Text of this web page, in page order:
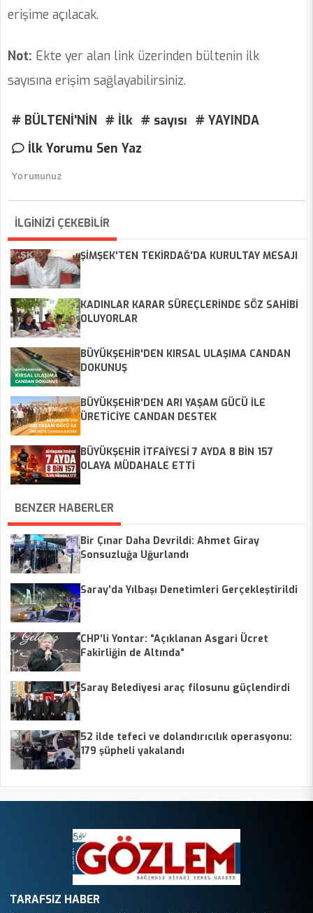
erişime açılacak.
Not: Ekte yer alan link üzerinden bültenin ilk
sayısına erişim sağlayabilirsiniz.
# BÜLTENİ'NİN # İlk # sayısı # YAYINDA
İlk Yorumu Sen Yaz
İLGİNİZİ ÇEKEBİLİR
ŞİMŞEK'TEN TEKİRDAĞ'DA KURULTAY MESAJI
KADINLAR KARAR SÜREÇLERİNDE SÖZ SAHİBİ
OLUYORLAR
BÜYÜKŞEHİR'DEN KIRSAL ULAŞIMA CANDAN
DOKUNUŞ
BÜYÜKŞEHİR'DEN ARI YAŞAM GÜCÜ İLE
ÜRETİCİYE CANDAN DESTEK
BÜYÜKŞEHİR İTFAİYESİ 7 AYDA 8 BİN 157
OLAYA MÜDAHALE ETTİ
BENZER HABERLER
Bir Çınar Daha Devrildi: Ahmet Giray
Sonsuzluğa Uğurlandı
Saray’da Yılbaşı Denetimleri Gerçekleştirildi
CHP’li Yontar: “Açıklanan Asgari Ücret
Fakirliğin de Altında”
Saray Belediyesi araç filosunu güçlendirdi
52 ilde tefeci ve dolandırıcılık operasyonu:
179 şüpheli yakalandı
TARAFSIZ HABER